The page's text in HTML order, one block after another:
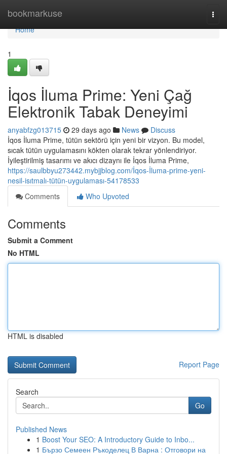
bookmarkuse
Home
Home
1
İqos İluma Prime: Yeni Çağ
Elektronik Tabak Deneyimi
anyabfzg013715 29 days ago News
Discuss
İqos İluma Prime, tütün sektörü için yeni bir vizyon. Bu model,
sıcak tütün uygulamasını kökten olarak tekrar yönlendiriyor.
İyileştirilmiş tasarımı ve akıcı dizaynı ile İqos İluma Prime,
https://saulbbyu273442.mybjjblog.com/İqos-İluma-prime-yeni-
nesil-isıtmalı-tütün-uygulaması-54178533
Comments
Who Upvoted
Comments
Submit a Comment
No HTML
HTML is disabled
Report Page
Search
Go
Published News
1 Boost Your SEO: A Introductory Guide to Inbo...
1 Бързо Семеен Ръкоделец В Варна : Отговори на